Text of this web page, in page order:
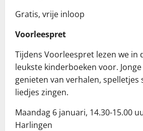
Gratis, vrije inloop
Voorleespret
Tijdens Voorleespret lezen we in
leukste kinderboeken voor.
genieten van verhalen, spelletjes
liedjes zingen.
Maandag 6 januari, 14.30-15.00
Harlingen